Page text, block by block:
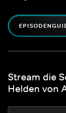
Stream die
Helden von